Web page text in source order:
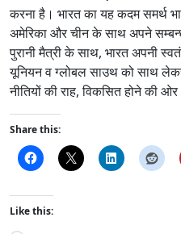
करना है। भारत का यह कदम समर्थ
अमेरिका और चीन के साथ अपने
पुरानी मैत्री के साथ, भारत अपनी
यूनियन व ग्लोबल साउथ को साथ
नीतियों की राह, विकसित होने की
Share this:
Like this: